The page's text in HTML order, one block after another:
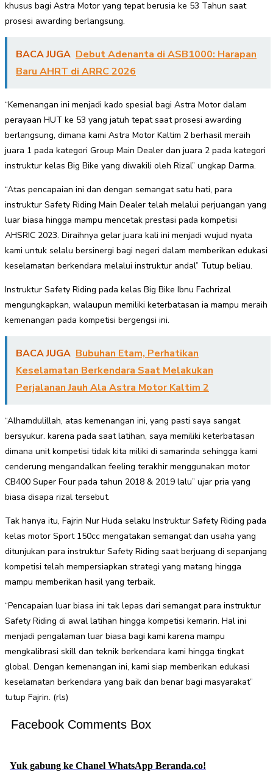
khusus bagi Astra Motor yang tepat berusia ke 53 Tahun saat
prosesi awarding berlangsung.
BACA JUGA Debut Adenanta di ASB1000: Harapan
Baru AHRT di ARRC 2026
“Kemenangan ini menjadi kado spesial bagi Astra Motor dalam
perayaan HUT ke 53 yang jatuh tepat saat prosesi awarding
berlangsung, dimana kami Astra Motor Kaltim 2 berhasil meraih
juara 1 pada kategori Group Main Dealer dan juara 2 pada kategori
instruktur kelas Big Bike yang diwakili oleh Rizal” ungkap Darma.
“Atas pencapaian ini dan dengan semangat satu hati, para
instruktur Safety Riding Main Dealer telah melalui perjuangan yang
luar biasa hingga mampu mencetak prestasi pada kompetisi
AHSRIC 2023. Diraihnya gelar juara kali ini menjadi wujud nyata
kami untuk selalu bersinergi bagi negeri dalam memberikan edukasi
keselamatan berkendara melalui instruktur andal” Tutup beliau.
Instruktur Safety Riding pada kelas Big Bike Ibnu Fachrizal
mengungkapkan, walaupun memiliki keterbatasan ia mampu meraih
kemenangan pada kompetisi bergengsi ini.
BACA JUGA Bubuhan Etam, Perhatikan
Keselamatan Berkendara Saat Melakukan
Perjalanan Jauh Ala Astra Motor Kaltim 2
“Alhamdulillah, atas kemenangan ini, yang pasti saya sangat
bersyukur. karena pada saat latihan, saya memiliki keterbatasan
dimana unit kompetisi tidak kita miliki di samarinda sehingga kami
cenderung mengandalkan feeling terakhir menggunakan motor
CB400 Super Four pada tahun 2018 & 2019 lalu” ujar pria yang
biasa disapa rizal tersebut.
Tak hanya itu, Fajrin Nur Huda selaku Instruktur Safety Riding pada
kelas motor Sport 150cc mengatakan semangat dan usaha yang
ditunjukan para instruktur Safety Riding saat berjuang di sepanjang
kompetisi telah mempersiapkan strategi yang matang hingga
mampu memberikan hasil yang terbaik.
“Pencapaian luar biasa ini tak lepas dari semangat para instruktur
Safety Riding di awal latihan hingga kompetisi kemarin. Hal ini
menjadi pengalaman luar biasa bagi kami karena mampu
mengkalibrasi skill dan teknik berkendara kami hingga tingkat
global. Dengan kemenangan ini, kami siap memberikan edukasi
keselamatan berkendara yang baik dan benar bagi masyarakat”
tutup Fajrin. (rls)
Facebook Comments Box
Yuk gabung ke Chanel WhatsApp Beranda.co!